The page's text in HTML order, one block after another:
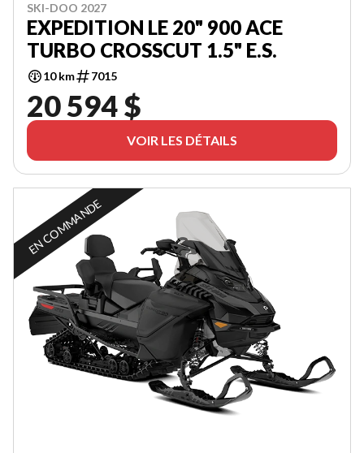
SKI-DOO 2027
EXPEDITION LE 20" 900 ACE
TURBO CROSSCUT 1.5" E.S.
10 km 7015
20 594 $
VOIR LES DÉTAILS
EN COMMANDE